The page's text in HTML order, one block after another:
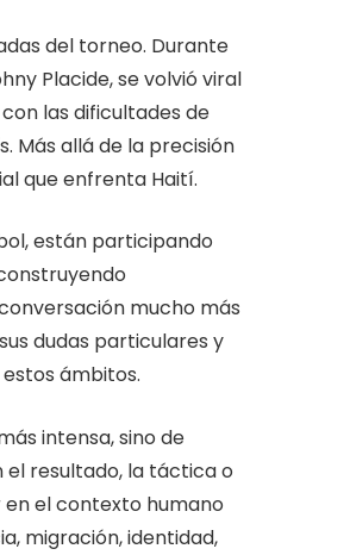
del torneo. Durante
Placide, se volvió viral
las dificultades de
Más allá de la precisión
que enfrenta Haití.
están participando
mucho más
dudas particulares y
ámbitos.
intensa, sino de
el resultado, la táctica o
el contexto humano
migración, identidad,